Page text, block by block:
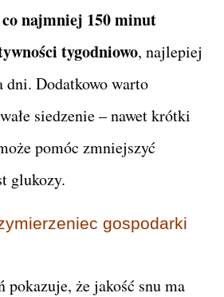
najmniej 150 minut
tygodniowo, najlepiej
dni. Dodatkowo warto
siedzenie – nawet krótki
pomóc zmniejszyć
glukozy.
gospodarki
pokazuje, że jakość snu ma